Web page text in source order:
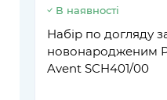
В наявності
Набір по догляду
новонародженим
Avent SCH401/00